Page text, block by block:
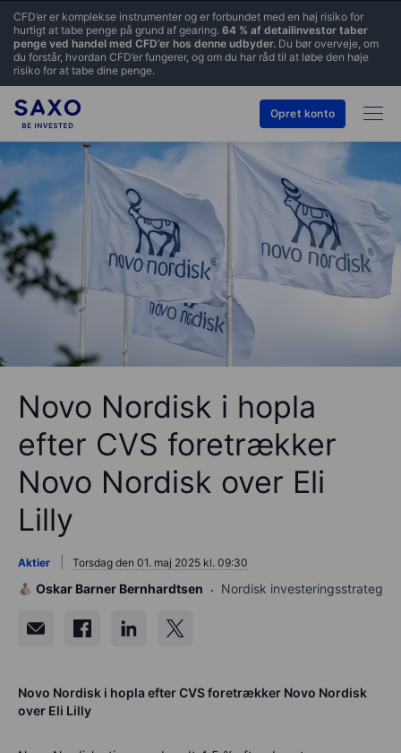
CFD’er er komplekse instrumenter og er forbundet med en høj risiko for
hurtigt at tabe penge på grund af gearing. 64 % af detailinvestor taber
penge ved handel med CFD’er hos denne udbyder. Du bør overveje, om
du forstår, hvordan CFD’er fungerer, og om du har råd til at løbe den høje
risiko for at tabe dine penge.
Opret konto
Novo Nordisk i hopla
efter CVS foretrækker
Novo Nordisk over Eli
Lilly
Aktier Torsdag den 01. maj 2025 kl. 09:30
Oskar Barner Bernhardtsen Nordisk investeringsstrateg
Novo Nordisk i hopla efter CVS foretrækker Novo Nordisk
over Eli Lilly